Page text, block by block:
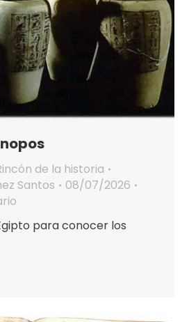
de la historia
Santos
08/07/2026
para conocer los